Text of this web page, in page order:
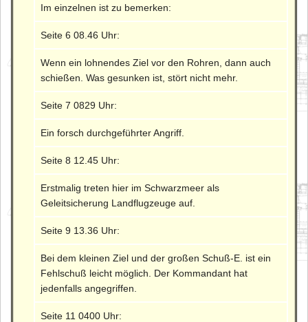
Im einzelnen ist zu bemerken:
Seite 6 08.46 Uhr:
Wenn ein lohnendes Ziel vor den Rohren, dann auch
schießen. Was gesunken ist, stört nicht mehr.
Seite 7 0829 Uhr:
Ein forsch durchgeführter Angriff.
Seite 8 12.45 Uhr:
Erstmalig treten hier im Schwarzmeer als
Geleitsicherung Landflugzeuge auf.
Seite 9 13.36 Uhr:
Bei dem kleinen Ziel und der großen Schuß-E. ist ein
Fehlschuß leicht möglich. Der Kommandant hat
jedenfalls angegriffen.
Seite 11 0400 Uhr: